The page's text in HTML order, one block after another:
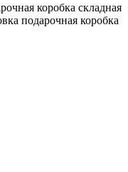
коробка складная
подарочная коробка